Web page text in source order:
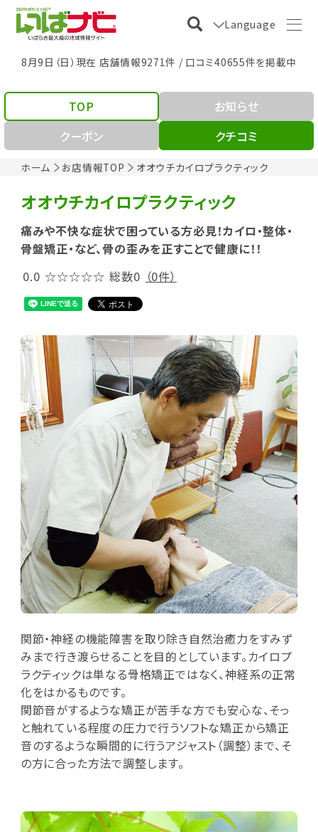
Language
8月9日（日）現在 店舗情報9271件 / 口コミ40655件を掲載中
ホーム お店情報TOP オオウチカイロプラクティック
TOP
お知らせ
クーポン
クチコミ
オオウチカイロプラクティック
痛みや不快な症状で困っている方必見！カイロ・整体・
骨盤矯正・など、骨の歪みを正すことで健康に！！
0.0 ☆☆☆☆☆ 総数0 （0件）
関節・神経の機能障害を取り除き自然治癒力をすみず
みまで行き渡らせることを目的としています。カイロプ
ラクティックは単なる骨格矯正ではなく、神経系の正常
化をはかるものです。
関節音がするような矯正が苦手な方でも安心な、そっ
と触れている程度の圧力で行うソフトな矯正から矯正
音のするような瞬間的に行うアジャスト（調整）まで、そ
の方に合った方法で調整します。